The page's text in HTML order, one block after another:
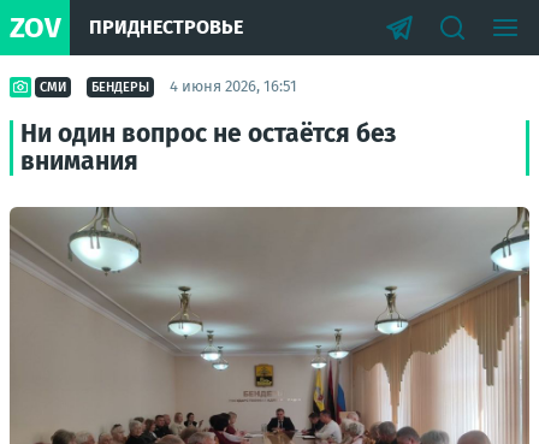
ZOV ПРИДНЕСТРОВЬЕ
СМИ БЕНДЕРЫ 4 июня 2026, 16:51
Ни один вопрос не остаётся без
внимания